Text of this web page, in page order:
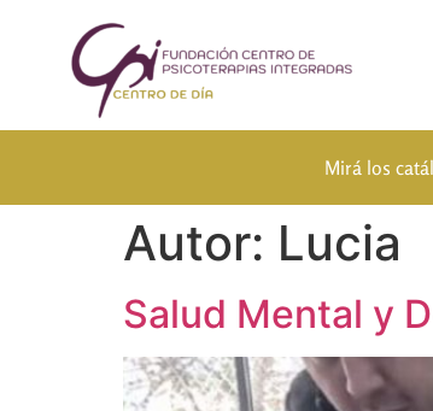
Mirá los
Autor: Lucia
Salud Mental y